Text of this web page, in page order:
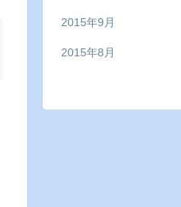
2015年9月
2015年8月